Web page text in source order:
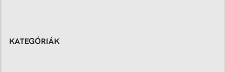
KATEGÓRIÁK